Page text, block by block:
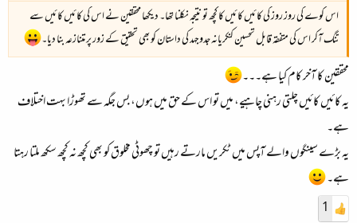
اس کوے کی روز روز کی کائیں کائیں کا کچھ تو نتیجہ نکلنا تھا۔ دیکھا محققین نے اس کی کائیں کائیں سے
تنگ آکر اس کی متفقہ قابل تحسین کنکریانہ جدوجہد کی داستان کو بھی تحقیق کے زور پر متنازعہ بنا دیا۔
محققین کا آخر کام کیا ہے۔۔۔
یہ کائیں کائیں چلتی رہنی چاہیے، میں تو اس کے حق میں ہوں، بس جگہ سے تھوڑا بہت اختلاف
ہے۔
یہ بڑے سینگوں والے آپس میں ٹکریں مارتے رہیں تو چھوٹی مخلوق کو بھی کچھ نہ کچھ سکھ ملتا رہتا
ہے۔
1